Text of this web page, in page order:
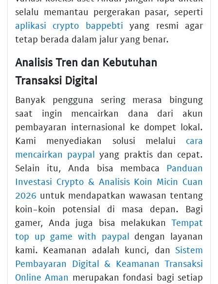
selalu memantau pergerakan pasar, seperti
aplikasi crypto bappebti yang resmi agar
tetap berada dalam jalur yang benar.
Analisis Tren dan Kebutuhan
Transaksi Digital
Banyak pengguna sering merasa bingung
saat ingin mencairkan dana dari akun
pembayaran internasional ke dompet lokal.
Kami menyediakan solusi melalui cara
mencairkan paypal yang praktis dan cepat.
Selain itu, Anda bisa membaca Panduan
Investasi Crypto & Analisis Koin Micin Cuan
2026 untuk mendapatkan wawasan tentang
koin-koin potensial di masa depan. Bagi
gamer, Anda juga bisa melakukan Tempat
top up game with paypal dengan layanan
kami. Keamanan adalah kunci, dan Sistem
Pembayaran Digital & Keamanan Transaksi
Online Aman merupakan fondasi bagi setiap